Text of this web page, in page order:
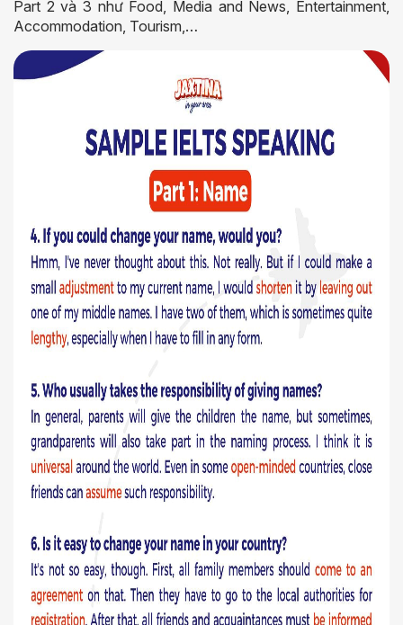
Part 2 và 3 như Food, Media and News, Entertainment,
Accommodation, Tourism,…